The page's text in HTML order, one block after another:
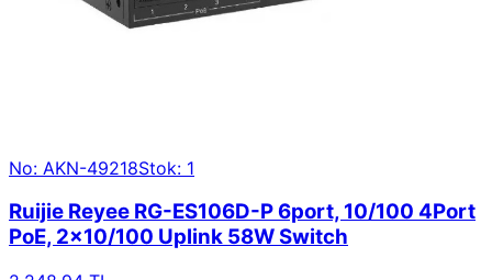
No: AKN-49218Stok: 1
Ruijie Reyee RG-ES106D-P 6port, 10/100 4Port
PoE, 2x10/100 Uplink 58W Switch